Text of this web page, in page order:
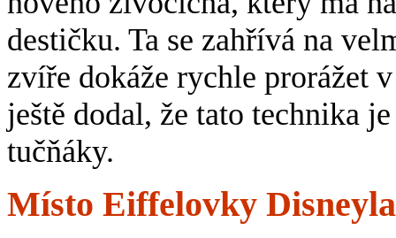
destičku. Ta se zahřívá na
zvíře dokáže rychle prorážet
ještě dodal, že tato technika
tučňáky.
Místo Eiffelovky